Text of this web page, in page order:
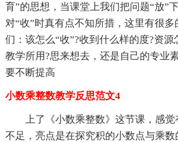
育”的思想，当课堂上我们把问题“放”
对“收”时真有点不知所措，这里有很
们：该怎么“收”?收到什么样的度?资
教学所用?思来想去，还是自己的专业
要不断提高
小数乘整数教学反思范文4
上了《小数乘整数》这节课，感
不足，亮点是在探究积的小数点与乘